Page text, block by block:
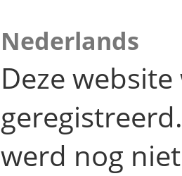
Nederlands
Deze
werd nog